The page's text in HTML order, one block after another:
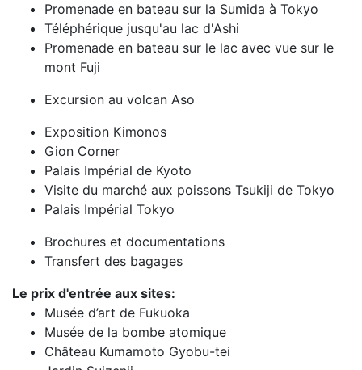
Promenade en bateau sur la Sumida à Tokyo
Téléphérique jusqu'au lac d'Ashi
Promenade en bateau sur le lac avec vue sur le
mont Fuji
Excursion au volcan Aso
Exposition Kimonos
Gion Corner
Palais Impérial de Kyoto
Visite du marché aux poissons Tsukiji de Tokyo
Palais Impérial Tokyo
Brochures et documentations
Transfert des bagages
Le prix d'entrée aux sites:
Musée d’art de Fukuoka
Musée de la bombe atomique
Château Kumamoto Gyobu-tei